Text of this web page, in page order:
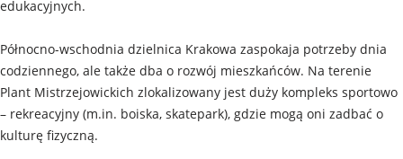
edukacyjnych.
Północno-wschodnia dzielnica Krakowa zaspokaja potrzeby dnia
codziennego, ale także dba o rozwój mieszkańców. Na terenie
Plant Mistrzejowickich zlokalizowany jest duży kompleks sportowo
– rekreacyjny (m.in. boiska, skatepark), gdzie mogą oni zadbać o
kulturę fizyczną.